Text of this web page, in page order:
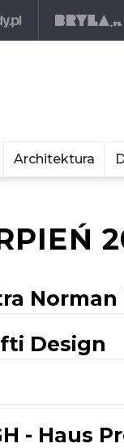
Architektura
Design
- Haus